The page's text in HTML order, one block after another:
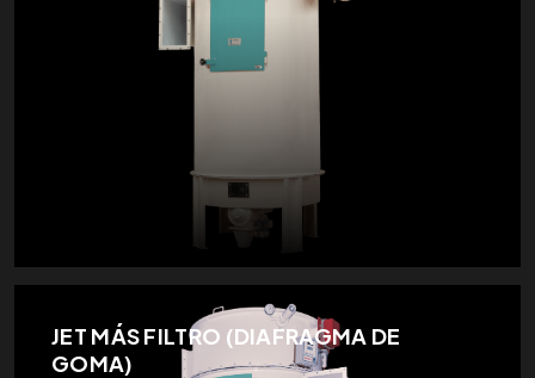
JET MÁS FILTRO (DIAFRAGMA DE
GOMA)